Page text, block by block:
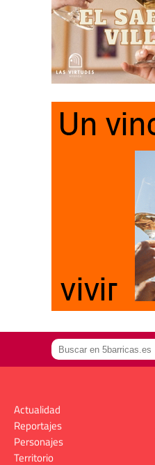
Actualidad
Reportajes
Personajes
Territorio